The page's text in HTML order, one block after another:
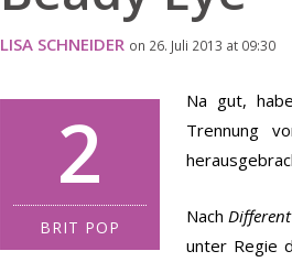
LISA SCHNEIDER on 26. Juli 2013 at 09:30
2
BRIT POP
Na gut,
Trennung
Nach
unter Regie